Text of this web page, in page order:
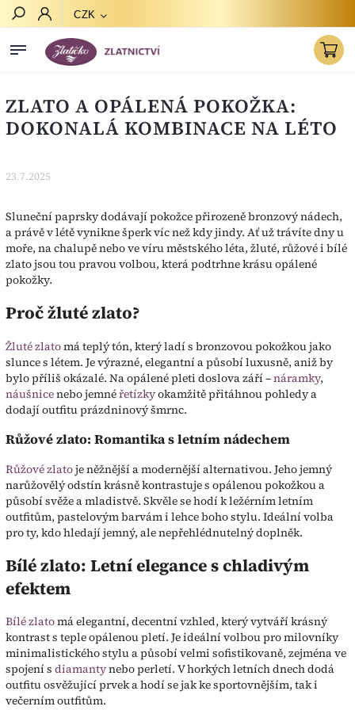
CZK
ZLATO A OPÁLENÁ POKOŽKA:
DOKONALÁ KOMBINACE NA LÉTO
23.7.2025
Sluneční paprsky dodávají pokožce přirozeně bronzový nádech,
a právě v létě vynikne šperk víc než kdy jindy. Ať už trávíte dny u
moře, na chalupě nebo ve víru městského léta, žluté, růžové i bílé
zlato jsou tou pravou volbou, která podtrhne krásu opálené
pokožky.
Proč žluté zlato?
Žluté zlatomá teplý tón, který ladí s bronzovou pokožkou jako
slunce s létem. Je výrazné, elegantní a působí luxusně, aniž by
bylo příliš okázalé. Na opálené pleti doslova září –náramky,
náušnicenebo jemnéřetízkyokamžitě přitáhnou pohledy a
dodají outfitu prázdninový šmrnc.
Růžové zlato: Romantika s letním nádechem
Růžové zlatoje něžnější a modernější alternativou. Jeho jemný
narůžovělý odstín krásně kontrastuje s opálenou pokožkou a
působí svěže a mladistvě. Skvěle se hodí k ležérním letním
outfitům, pastelovým barvám i lehce boho stylu. Ideální volba
pro ty, kdo hledají jemný, ale nepřehlédnutelný doplněk.
Bílé zlato: Letní elegance s chladivým
efektem
Bílé zlatomá elegantní, decentní vzhled, který vytváří krásný
kontrast s teple opálenou pletí. Je ideální volbou pro milovníky
minimalistického stylu a působí velmi sofistikovaně, zejména ve
spojení s diamantynebo perletí. V horkých letních dnech dodá
outfitu osvěžující prvek a hodí se jak ke sportovnějším, tak i
večerním outfitům.